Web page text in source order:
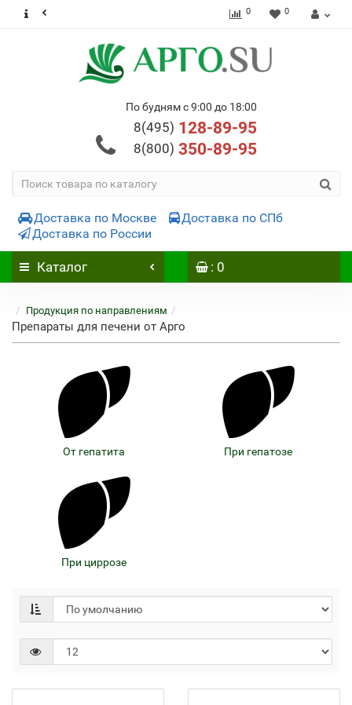
0 0
По будням с 9:00 до 18:00
8(495) 128-89-95
8(800) 350-89-95
Доставка по Москве
Доставка по СПб
Доставка по России
Каталог : 0
Продукция по направлениям
Препараты для печени от Арго
От гепатита При гепатозе
При циррозе